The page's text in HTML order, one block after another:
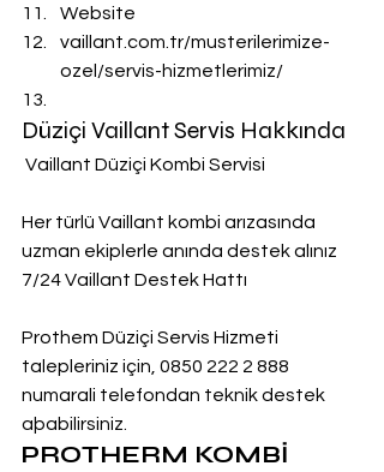
Website
vaillant.com.tr/musterilerimize-
ozel/servis-hizmetlerimiz/
Düziçi Vaillant Servis Hakkında
Vaillant Düziçi Kombi Servisi
Her türlü Vaillant kombi arızasında
uzman ekiplerle anında destek alınız
7/24 Vaillant Destek Hattı
Prothem Düziçi Servis Hizmeti
talepleriniz için, 0850 222 2 888
numarali telefondan teknik destek
aþabilirsiniz.
PROTHERM KOMBİ